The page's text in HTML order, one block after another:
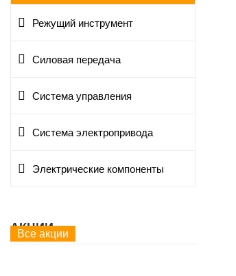
Режущий инструмент
Силовая передача
Система управления
Система электропривода
Электрические компоненты
АКЦИИ
Все акции